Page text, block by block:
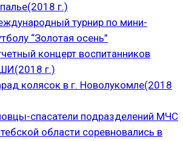
г.)
турнир по мини-
“Золотая осень”
концерт воспитанников
г.)
колясок в г. Новолукомле(2018
спасатели подразделений МЧС
области соревновались в